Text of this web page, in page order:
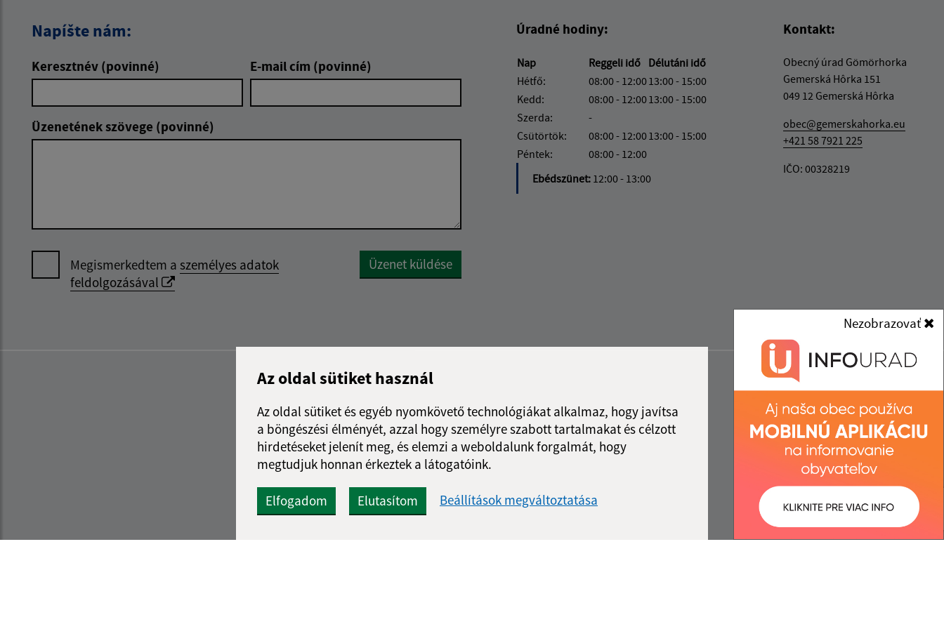
Az oldal sütiket használ
Az oldal sütiket és egyéb nyomkövető technológiákat alkalmaz, hogy javítsa
a böngészési élményét, azzal hogy személyre szabott tartalmakat és célzott
hirdetéseket jelenít meg, és elemzi a weboldalunk forgalmát, hogy
megtudjuk honnan érkeztek a látogatóink.
Elfogadom Elutasítom Beállítások megváltoztatása
Nezobrazovať
Napíšte nám:
Keresztnév (povinné) E-mail cím (povinné)
Üzenetének szövege (povinné)
Megismerkedtem a személyes adatok
feldolgozásával
Google reCaptcha Response
Üzenet küldése
Úradné hodiny:
Nap Reggeli idő Délutáni idő
Hétfő:
08:00 - 12:0013:00 - 15:00
Kedd:
08:00 - 12:0013:00 - 15:00
Szerda:
-
Csütörtök:
08:00 - 12:0013:00 - 15:00
Péntek:
08:00 - 12:00
Ebédszünet: 12:00 - 13:00
Kontakt:
Obecný úrad Gömörhorka
Gemerská Hôrka 151
049 12 Gemerská Hôrka
obec@gemerskahorka.eu
+421 58 7921 225
IČO: 00328219